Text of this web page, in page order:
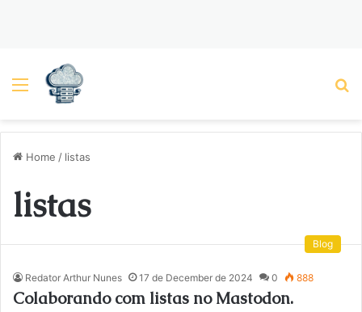
Menu
Home / listas
listas
Blog
Redator Arthur Nunes 17 de December de 2024 0 888
Colaborando com listas no Mastodon.